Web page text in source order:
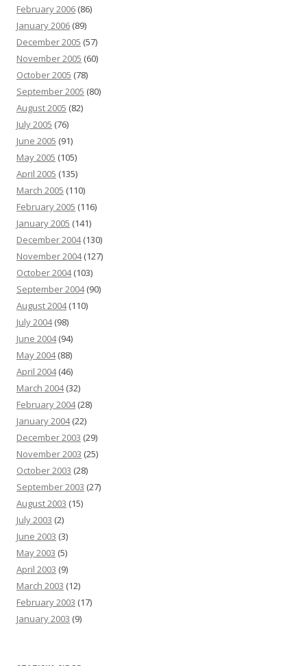
February 2006 (86)
January 2006 (89)
December 2005 (57)
November 2005 (60)
October 2005 (78)
September 2005 (80)
August 2005 (82)
July 2005 (76)
June 2005 (91)
May 2005 (105)
April 2005 (135)
March 2005 (110)
February 2005 (116)
January 2005 (141)
December 2004(130)
November 2004(127)
October 2004(103)
September 2004(90)
August 2004(110)
July 2004(98)
June 2004(94)
May 2004(88)
April 2004(46)
March 2004(32)
February 2004(28)
January 2004(22)
December 2003 (29)
November 2003 (25)
October 2003 (28)
September 2003 (27)
August 2003 (15)
July 2003 (2)
June 2003 (3)
May 2003 (5)
April 2003 (9)
March 2003 (12)
February 2003 (17)
January 2003 (9)